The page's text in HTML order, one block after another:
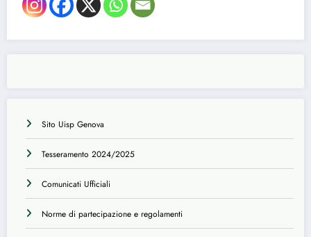
Sito Uisp Genova
Tesseramento 2024/2025
Comunicati Ufficiali
Norme di partecipazione e regolamenti